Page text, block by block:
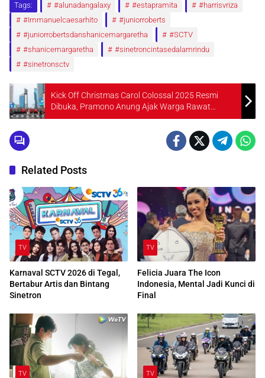
Tags: #alunadangalaxy #estapramita
#harrisvriza
#Immanuelcaesarhito
#juniorroberts
#juniorrobertsdanshanicemargaretha
#SCTV
#shanicemargaretha
#sinetroncintasedalamrindu
#sinetronsctv
Kick Off Christmas Carol Colossal 2025 Resmi
Dibuka, Pramono Anung Ajak Warga Rawat
Kerukunan di Jakarta
Related Posts
TV
Karnaval SCTV 2026 di Tegal,
Bertabur Artis dan Bintang
Sinetron
TV
Felicia Juara The Icon
Indonesia, Mental Jadi Kunci di
Final
TV TV